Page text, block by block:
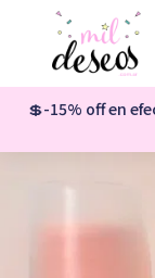
💲-15% off en